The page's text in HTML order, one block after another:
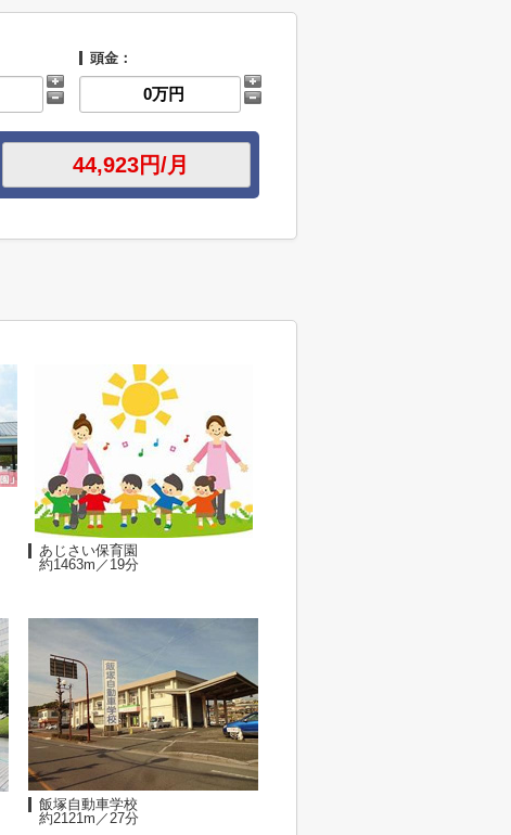
頭金：
あじさい保育園
約1463m／19分
飯塚自動車学校
約2121m／27分